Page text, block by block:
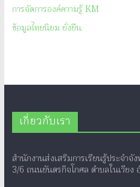
การจัดการองค์ความรู้ KM
ข้อมูลไทยนิยม ยั่งยืน
เกี่ยวกับเรา
สำนักงานส่งเสริมการเรียนรู้ประจำจั
3/6 ถนนยันตรกิจโกศล ตำบลในเวียง